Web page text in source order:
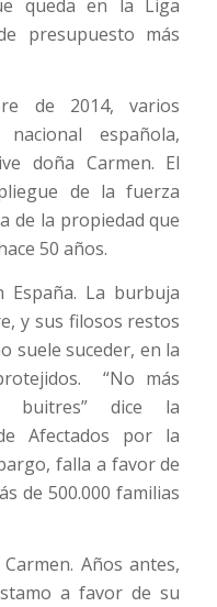
queda en la Liga
presupuesto más
de 2014, varios
española,
doña Carmen. El
de la fuerza
de la propiedad que
50 años.
España. La burbuja
y sus filosos restos
suele suceder, en la
“No más
buitres” dice la
Afectados por la
falla a favor de
de 500.000 familias
Años antes,
a favor de su